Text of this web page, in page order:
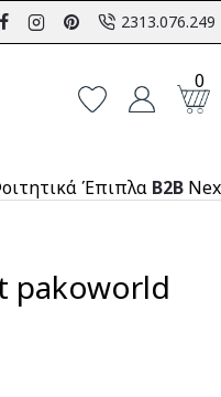
2313.076.249
0
Έπιπλα B2B
pakoworld